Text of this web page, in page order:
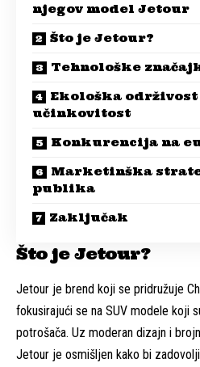
njegov model Jetour
Što je Jetour?
Tehnološke
Ekološka
učinkovitost
Konkurencija na
Marketinška
publika
Zaključak
Što je Jetour?
Jetour je brend koji se pridružuje
fokusirajući se na SUV modele koji
potrošača. Uz moderan dizajn i
Jetour je osmišljen kako bi